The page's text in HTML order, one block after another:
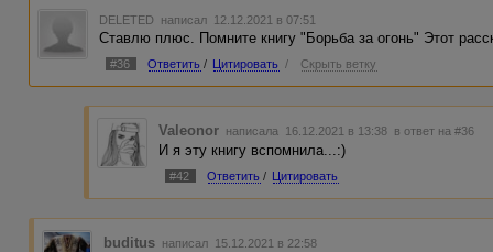
DELETED написал 12.12.2021 в 07:51
Ставлю плюс. Помните книгу "Борьба за огонь" Этот
#36 Ответить / Цитировать / Скрыть ветку
Valeonor написала 16.12.2021 в 13:38 в ответ на #36
И я эту книгу вспомнила...:)
#42 Ответить / Цитировать
buditus написал 15.12.2021 в 22:58